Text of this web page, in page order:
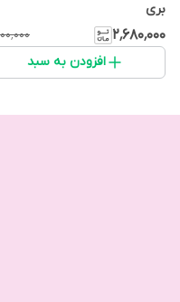
بری
۲٬۶۸۰٬۰۰۰
افزودن به سبد